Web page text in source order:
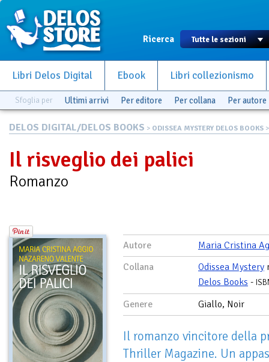
Ricerca
Libri Delos Digital Ebook Libri collezionismo
Sfoglia per Ultimi arrivi Per editore Per collana Per autore
DELOS DIGITAL/DELOS BOOKS > ODISSEA MYSTERY DELOS BOOKS
Il risveglio dei palici
Romanzo
Autore
Maria Cristina
Collana
Odissea Mystery
Delos Books -
Genere Giallo, Noir
Il romanzo vincitore della
Thriller Magazine. Un